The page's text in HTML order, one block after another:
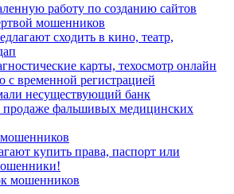
работу по созданию сайтов
мошенников
сходить в кино, театр,
карты, техосмотр онлайн
временной регистрацией
несуществующий банк
фальшивых медицинских
купить права, паспорт или
мошенников